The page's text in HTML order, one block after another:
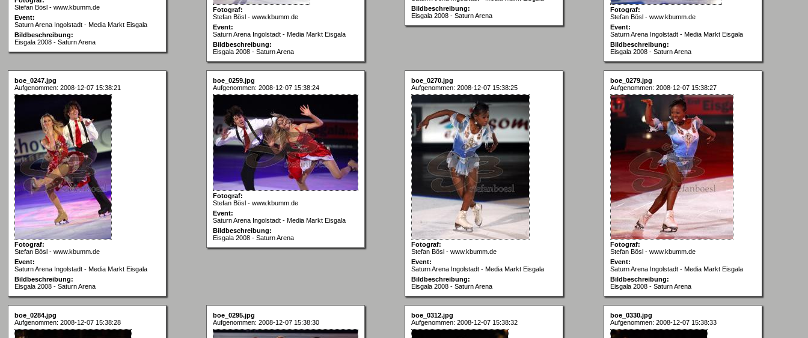
Stefan Bösl - www.kbumm.de
Event:
Saturn Arena Ingolstadt - Media Markt Eisgala
Bildbeschreibung:
Eisgala 2008 - Saturn Arena
Fotograf:
Stefan Bösl - www.kbumm.de
Event:
Saturn Arena Ingolstadt - Media Markt Eisgala
Bildbeschreibung:
Eisgala 2008 - Saturn Arena
Bildbeschreibung:
Eisgala 2008 - Saturn Arena
Fotograf:
Stefan Bösl - www.kbumm.de
Event:
Saturn Arena Ingolstadt - Media Markt Eisgala
Bildbeschreibung:
Eisgala 2008 - Saturn Arena
boe_0247.jpg
Aufgenommen: 2008-12-07 15:38:21
Fotograf:
Stefan Bösl - www.kbumm.de
Event:
Saturn Arena Ingolstadt - Media Markt Eisgala
Bildbeschreibung:
Eisgala 2008 - Saturn Arena
boe_0259.jpg
Aufgenommen: 2008-12-07 15:38:24
Fotograf:
Stefan Bösl - www.kbumm.de
Event:
Saturn Arena Ingolstadt - Media Markt Eisgala
Bildbeschreibung:
Eisgala 2008 - Saturn Arena
boe_0270.jpg
Aufgenommen: 2008-12-07 15:38:25
Fotograf:
Stefan Bösl - www.kbumm.de
Event:
Saturn Arena Ingolstadt - Media Markt Eisgala
Bildbeschreibung:
Eisgala 2008 - Saturn Arena
boe_0279.jpg
Aufgenommen: 2008-12-07 15:38:27
Fotograf:
Stefan Bösl - www.kbumm.de
Event:
Saturn Arena Ingolstadt - Media Markt Eisgala
Bildbeschreibung:
Eisgala 2008 - Saturn Arena
boe_0284.jpg
Aufgenommen: 2008-12-07 15:38:28
boe_0295.jpg
Aufgenommen: 2008-12-07 15:38:30
boe_0312.jpg
Aufgenommen: 2008-12-07 15:38:32
boe_0330.jpg
Aufgenommen: 2008-12-07 15:38:33